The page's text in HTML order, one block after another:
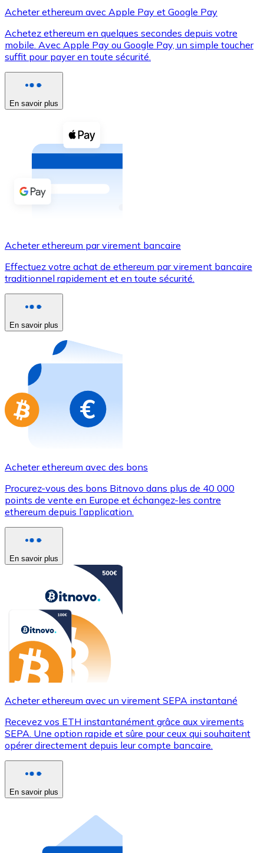
XRP
XRP
Voir toutes
Coupons crypto
Acheter avec espèces
Virement SEPA
Ajoutez des fonds à votre compte Bitnovo ou
Utilisez les cartes Visa et Mastercard pour acheter
Acheter avec carte
Boutique - Cartes
Achetez des cartes-cadeaux de vos marques
Aller à la boutique de cartes-cadeaux
Acheter ethereum avec Apple Pay et Google Pay
Achetez ethereum en quelques secondes depuis votre
mobile. Avec Apple Pay ou Google Pay, un simple toucher
suffit pour payer en toute sécurité.
En savoir plus
Acheter ethereum par virement bancaire
Effectuez votre achat de ethereum par virement bancaire
traditionnel rapidement et en toute sécurité.
En savoir plus
Acheter ethereum avec des bons
Procurez-vous des bons Bitnovo dans plus de 40 000
points de vente en Europe et échangez-les contre
ethereum depuis l’application.
En savoir plus
Acheter ethereum avec un virement SEPA instantané
Recevez vos ETH instantanément grâce aux virements
SEPA. Une option rapide et sûre pour ceux qui souhaitent
opérer directement depuis leur compte bancaire.
En savoir plus